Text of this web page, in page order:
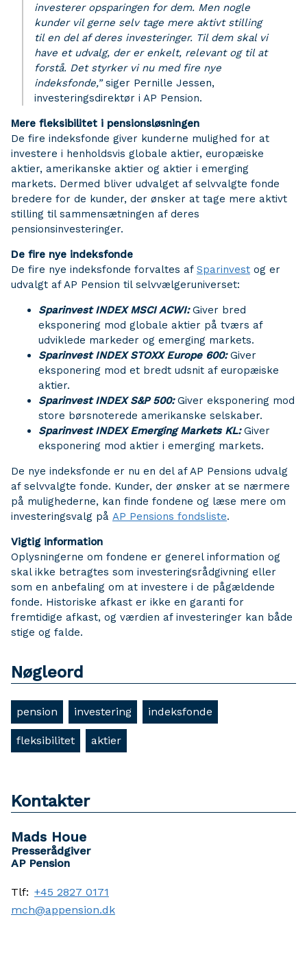
investerer opsparingen for dem. Men nogle
kunder vil gerne selv tage mere aktivt stilling
til en del af deres investeringer. Til dem skal vi
have et udvalg, der er enkelt, relevant og til at
forstå. Det styrker vi nu med fire nye
indeksfonde,”siger Pernille Jessen,
investeringsdirektør i AP Pension.
Mere fleksibilitet i pensionsløsningen
De fire indeksfonde giver kunderne mulighed for at
investere i henholdsvis globale aktier, europæiske
aktier, amerikanske aktier og aktier i emerging
markets. Dermed bliver udvalget af selvvalgte fonde
bredere for de kunder, der ønsker at tage mere aktivt
stilling til sammensætningen af deres
pensionsinvesteringer.
De fire nye indeksfonde
De fire nye indeksfonde forvaltes af Sparinvest og er
udvalgt af AP Pension til selvvælgeruniverset:
Sparinvest INDEX MSCI ACWI:Giver bred
eksponering mod globale aktier på tværs af
udviklede markeder og emerging markets.
Sparinvest INDEX STOXX Europe 600:Giver
eksponering mod et bredt udsnit af europæiske
aktier.
Sparinvest INDEX S&P 500:Giver eksponering mod
store børsnoterede amerikanske selskaber.
Sparinvest INDEX Emerging Markets KL:Giver
eksponering mod aktier i emerging markets.
De nye indeksfonde er nu en del af AP Pensions udvalg
af selvvalgte fonde. Kunder, der ønsker at se nærmere
på mulighederne, kan finde fondene og læse mere om
investeringsvalg på AP Pensions fondsliste.
Vigtig information
Oplysningerne om fondene er generel information og
skal ikke betragtes som investeringsrådgivning eller
som en anbefaling om at investere i de pågældende
fonde. Historiske afkast er ikke en garanti for
fremtidige afkast, og værdien af investeringer kan både
stige og falde.
Nøgleord
pension investering indeksfonde
fleksibilitet aktier
Kontakter
Mads Houe
Presserådgiver
AP Pension
Tlf: +45 2827 0171
mch@appension.dk